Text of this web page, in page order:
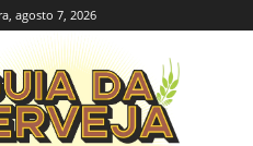
agosto 7, 2026